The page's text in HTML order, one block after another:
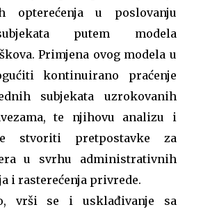
opterećenja u poslovanju
putem modela
Primjena ovog modela u
kontinuirano praćenje
subjekata uzrokovanih
te njihovu analizu i
stvoriti pretpostavke za
u svrhu administrativnih
i rasterećenja privrede.
vrši se i usklađivanje sa